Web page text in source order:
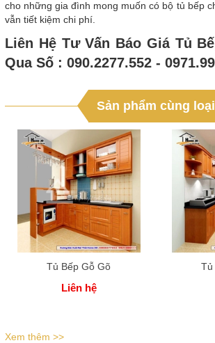
cho những gia đình mong muốn có bộ tủ bếp
vẫn tiết kiệm chi phí.
Liên Hệ Tư Vấn Báo Giá Tủ
Qua Số : 090.2277.552 -
Sản phẩm cùng loại
Tủ Bếp Gỗ Gõ
Liên hệ
Tủ
Xem thêm >>